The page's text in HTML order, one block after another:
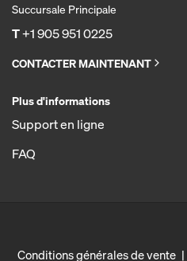
Succursale Principale
T+1 905 951 0225
CONTACTER MAINTENANT
Plus d'informations
Support en ligne
FAQ
Conditions générales de vente